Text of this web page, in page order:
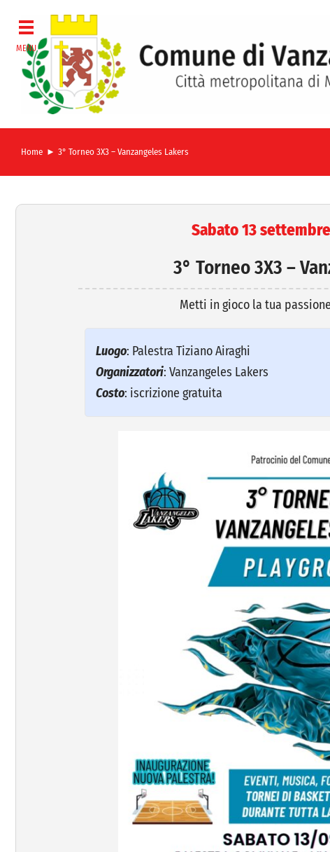
contenuto
Home 3° Torneo 3X3 – Vanzangeles Lakers
Sabato 13
3° Torneo 3X3 –
Metti in gioco la tua passione
Luogo: Palestra Tiziano Airaghi
Organizzatori: Vanzangeles Lakers
Costo: iscrizione gratuita